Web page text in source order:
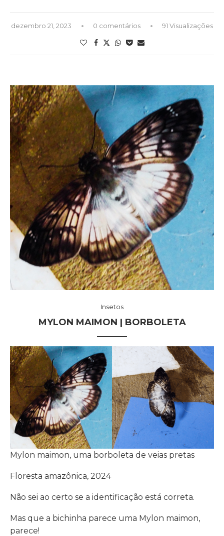
dezembro 21, 2023 0 comentários 91 Visualizações
Insetos
MYLON MAIMON | BORBOLETA
Mylon maimon, uma borboleta de veias pretas
Floresta amazônica, 2024
Não sei ao certo se a identificação está correta.
Mas que a bichinha parece uma Mylon maimon,
parece!